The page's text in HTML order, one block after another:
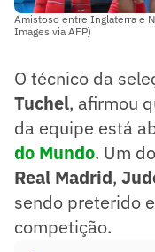
Amistoso entre Inglaterra e
Images via AFP)
O técnico da
Tuchel, afirmou
da equipe está
do Mundo. Um
Real Madrid,
sendo preterido
competição.